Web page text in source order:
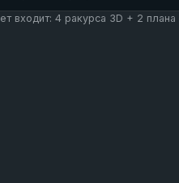
входит: 4 ракурса 3D + 2